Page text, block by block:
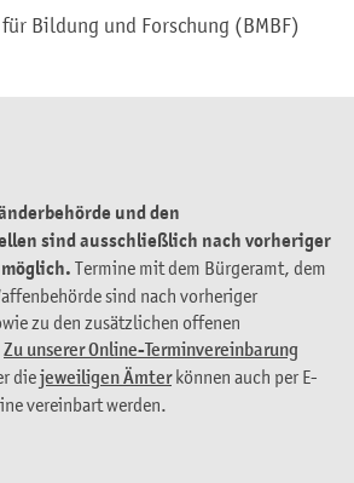
und den
sind ausschließlich nach vorheriger
Termine mit dem Bürgeramt, dem
sind nach vorheriger
zu den zusätzlichen offenen
Zu unserer Online-Terminvereinbarung
diejeweiligen Ämterkönnen auch per E-
vereinbart werden.
Bildung und Forschung (BMBF)